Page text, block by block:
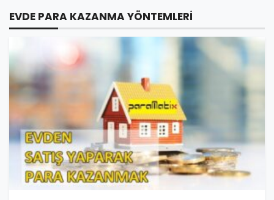
EVDE PARA KAZANMA YÖNTEMLERI